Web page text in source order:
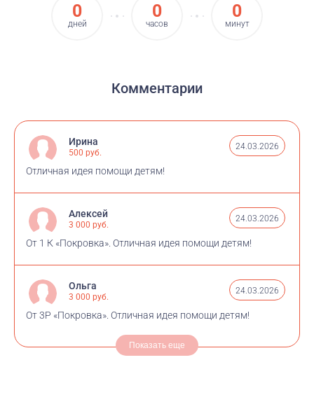
0
дней
0
часов
0
минут
Комментарии
Ирина
500 руб.
24.03.2026
Отличная идея помощи детям!
Алексей
3 000 руб.
24.03.2026
От 1 К «Покровка». Отличная идея помощи детям!
Ольга
3 000 руб.
24.03.2026
От 3Р «Покровка». Отличная идея помощи детям!
Показать еще